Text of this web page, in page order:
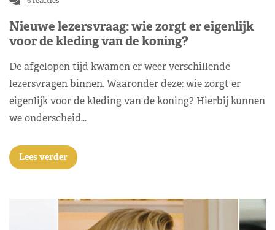
Nieuwe lezersvraag: wie zorgt er eigenlijk
voor de kleding van de koning?
De afgelopen tijd kwamen er weer verschillende
lezersvragen binnen. Waaronder deze: wie zorgt er
eigenlijk voor de kleding van de koning? Hierbij kunnen
we onderscheid…
Lees verder